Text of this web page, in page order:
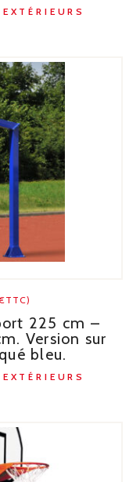
225 cm –
Version sur
bleu.